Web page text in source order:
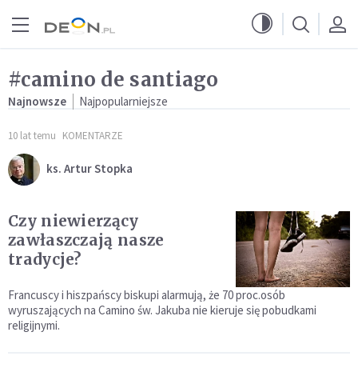
#camino de santiago
Najnowsze Najpopularniejsze
10 lat temu KOMENTARZE
ks. Artur Stopka
Czy niewierzący
zawłaszczają nasze
tradycje?
Francuscy i hiszpańscy biskupi alarmują, że 70 proc.osób
wyruszających na Camino św. Jakuba nie kieruje się pobudkami
religijnymi.